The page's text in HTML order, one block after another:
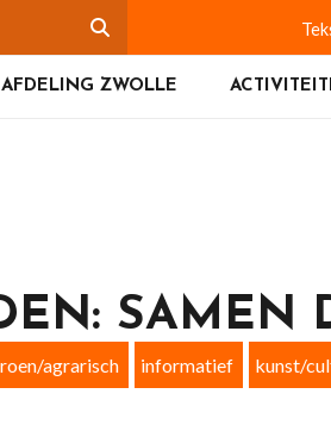
AFDELING ZWOLLE
SAMEN
agrarisch informatief kunst/